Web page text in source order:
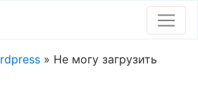
» Не могу загрузить